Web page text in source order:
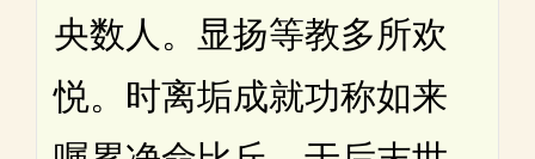
央数人。显扬等教多所欢
悦。时离垢成就功称如来